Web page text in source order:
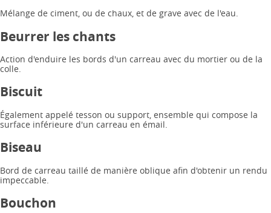
Mélange de ciment, ou de chaux, et de grave avec de l'eau.
Beurrer les chants
Action d'enduire les bords d'un carreau avec du mortier ou de la
colle.
Biscuit
Également appelé tesson ou support, ensemble qui compose la
surface inférieure d'un carreau en émail.
Biseau
Bord de carreau taillé de manière oblique afin d'obtenir un rendu
impeccable.
Bouchon